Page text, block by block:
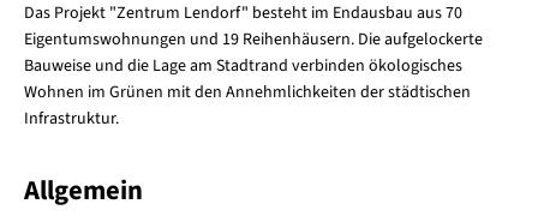
Das Projekt "Zentrum Lendorf" besteht im Endausbau aus 70
Eigentumswohnungen und 19 Reihenhäusern. Die aufgelockerte
Bauweise und die Lage am Stadtrand verbinden ökologisches
Wohnen im Grünen mit den Annehmlichkeiten der städtischen
Infrastruktur.
Allgemein